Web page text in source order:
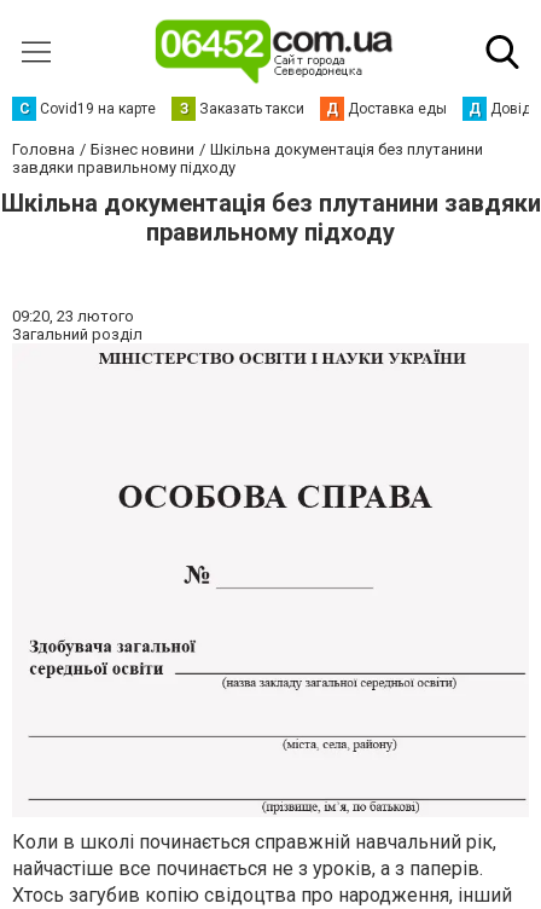
С Сovid19 на карте З Заказать такси Д Доставка еды Д
Головна Бізнес новини
Шкільна документація без плутанини
завдяки правильному підходу
Шкільна документація без плутанини завдяки
правильному підходу
09:20, 23 лютого
Загальний розділ
Коли в школі починається справжній навчальний рік,
найчастіше все починається не з уроків, а з паперів.
Хтось загубив копію свідоцтва про народження, інший